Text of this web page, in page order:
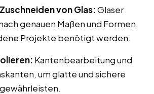
von Glas:Glaser
genauen Maßen und Formen,
Projekte benötigt werden.
Kantenbearbeitung und
um glatte und sichere